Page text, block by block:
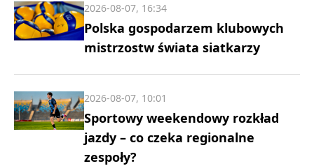
Polska gospodarzem klubowych
mistrzostw świata siatkarzy
2026-08-07, 16:34
Sportowy weekendowy rozkład
jazdy – co czeka regionalne
zespoły?
2026-08-07, 10:01